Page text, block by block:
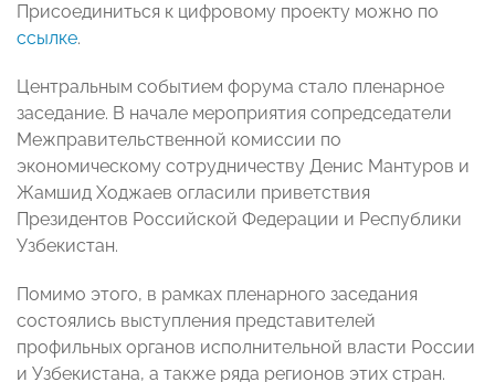
Присоединиться к цифровому проекту можно по
ссылке.
Центральным событием форума стало пленарное
заседание. В начале мероприятия сопредседатели
Межправительственной комиссии по
экономическому сотрудничеству Денис Мантуров и
Жамшид Ходжаев огласили приветствия
Президентов Российской Федерации и Республики
Узбекистан.
Помимо этого, в рамках пленарного заседания
состоялись выступления представителей
профильных органов исполнительной власти России
и Узбекистана, а также ряда регионов этих стран.